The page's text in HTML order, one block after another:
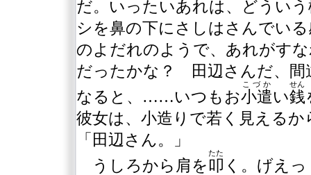
だ。いったいあれは、どうい
シを鼻の下にさしはさんでい
のよだれのようで、あれがす
だったかな？ 田辺さんだ、間
なると、……いつもお小遣
こづか
い銭
せん
彼女は、小造りで若く見える
「田辺さん。」
うしろから肩を 叩
たた
く。げえ